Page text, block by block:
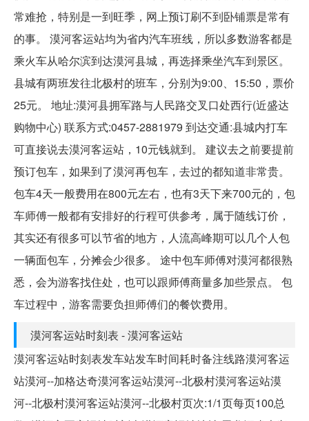
常难抢，特别是一到旺季，网上预订刷不到卧铺票是常有
的事。 漠河客运站均为省内汽车班线，所以多数游客都是
乘火车从哈尔滨到达漠河县城，再选择乘坐汽车到景区。
县城有两班发往北极村的班车，分别为9:00、15:50，票价
25元。 地址:漠河县拥军路与人民路交叉口处西行(近盛达
购物中心) 联系方式:0457-2881979 到达交通:县城内打车
可直接说去漠河客运站，10元钱就到。 建议去之前要提前
预订包车，如果到了漠河再包车，去过的都知道非常贵。
包车4天一般费用在800元左右，也有3天下来700元的，包
车师傅一般都有安排好的行程可供参考，属于随线订价，
其实还有很多可以节省的地方，人流高峰期可以几个人包
一辆面包车，分摊会少很多。 途中包车师傅对漠河都很熟
悉，会为游客找住处，也可以跟师傅商量多加些景点。 包
车过程中，游客需要负担师傅们的餐饮费用。
漠河客运站时刻表 - 漠河客运站
漠河客运站时刻表发车站发车时间耗时备注线路漠河客运
站漠河--加格达奇漠河客运站漠河--北极村漠河客运站漠
河--北极村漠河客运站漠河--北极村页次:1/1页每页100总